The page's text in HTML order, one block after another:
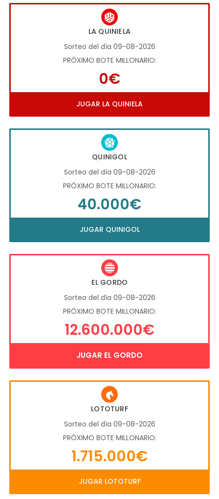
LA QUINIELA
Sorteo del día 09-08-2026
PRÓXIMO BOTE MILLONARIO:
0€
JUGAR LA QUINIELA
QUINIGOL
Sorteo del día 09-08-2026
PRÓXIMO BOTE MILLONARIO:
40.000€
JUGAR QUINIGOL
EL GORDO
Sorteo del día 09-08-2026
PRÓXIMO BOTE MILLONARIO:
12.600.000€
JUGAR EL GORDO
LOTOTURF
Sorteo del día 09-08-2026
PRÓXIMO BOTE MILLONARIO:
1.715.000€
JUGAR LOTOTURF